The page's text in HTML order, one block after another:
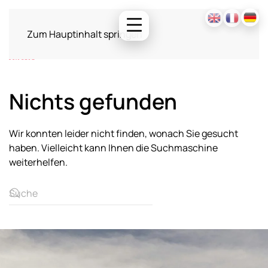
Zum Hauptinhalt springen
Nichts gefunden
Wir konnten leider nicht finden, wonach Sie gesucht
haben. Vielleicht kann Ihnen die Suchmaschine
weiterhelfen.